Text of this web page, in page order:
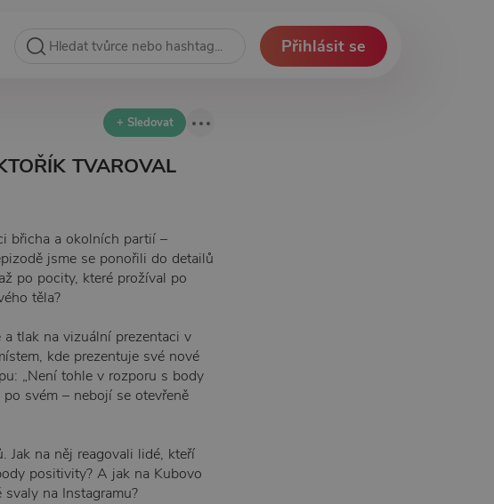
Přihlásit se
+ Sledovat
TVAROVAL
břicha a okolních partií –
jsme se ponořili do detailů
po pocity, které prožíval po
těla?
tlak na vizuální prezentaci v
kde prezentuje své nové
„Není tohle v rozporu s body
svém – nebojí se otevřeně
Jak na něj reagovali lidé, kteří
positivity? A jak na Kubovo
na Instagramu?